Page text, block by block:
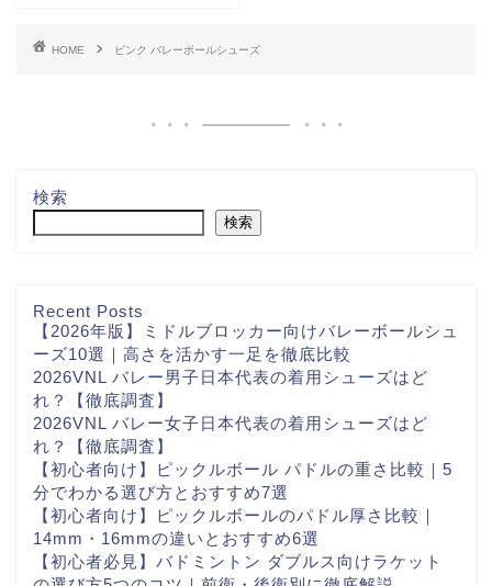
HOME ピンク バレーボールシューズ
検索
検索
Recent Posts
【2026年版】ミドルブロッカー向けバレーボールシュ
ーズ10選｜高さを活かす一足を徹底比較
2026VNL バレー男子日本代表の着用シューズはど
れ？【徹底調査】
2026VNL バレー女子日本代表の着用シューズはど
れ？【徹底調査】
【初心者向け】ピックルボール パドルの重さ比較｜5
分でわかる選び方とおすすめ7選
【初心者向け】ピックルボールのパドル厚さ比較｜
14mm・16mmの違いとおすすめ6選
【初心者必見】バドミントン ダブルス向けラケット